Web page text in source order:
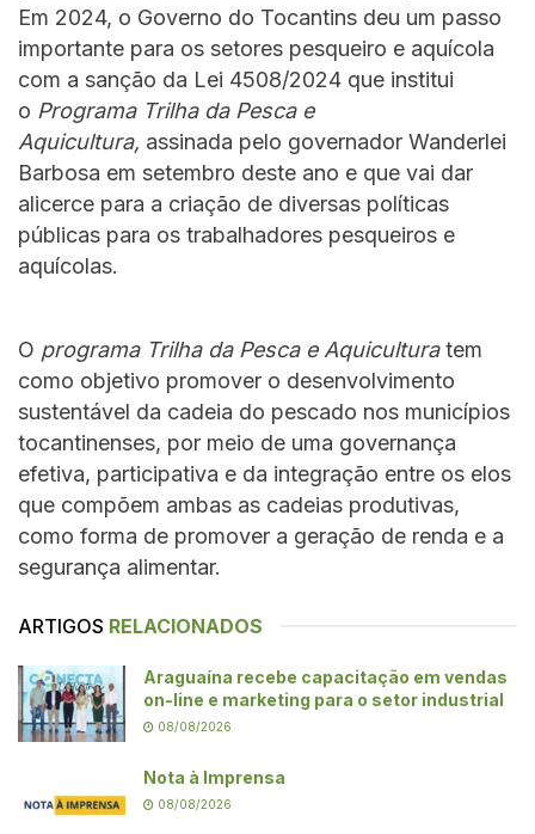
Em 2024, o Governo do Tocantins deu um passo
importante para os setores pesqueiro e aquícola
com a sanção da Lei 4508/2024 que institui
o Programa Trilha da Pesca e
Aquicultura, assinada pelo governador Wanderlei
Barbosa em setembro deste ano e que vai dar
alicerce para a criação de diversas políticas
públicas para os trabalhadores pesqueiros e
aquícolas.
O programa Trilha da Pesca e Aquiculturatem
como objetivo promover o desenvolvimento
sustentável da cadeia do pescado nos municípios
tocantinenses, por meio de uma governança
efetiva, participativa e da integração entre os elos
que compõem ambas as cadeias produtivas,
como forma de promover a geração de renda e a
segurança alimentar.
ARTIGOS RELACIONADOS
Araguaína recebe capacitação em vendas
on-line e marketing para o setor industrial
08/08/2026
Nota à Imprensa
08/08/2026